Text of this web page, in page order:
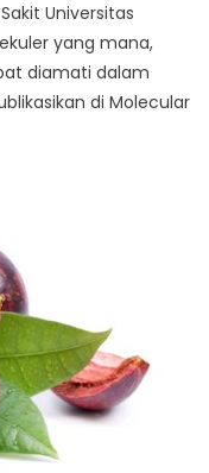
Universitas
yang mana,
diamati dalam
di Molecular